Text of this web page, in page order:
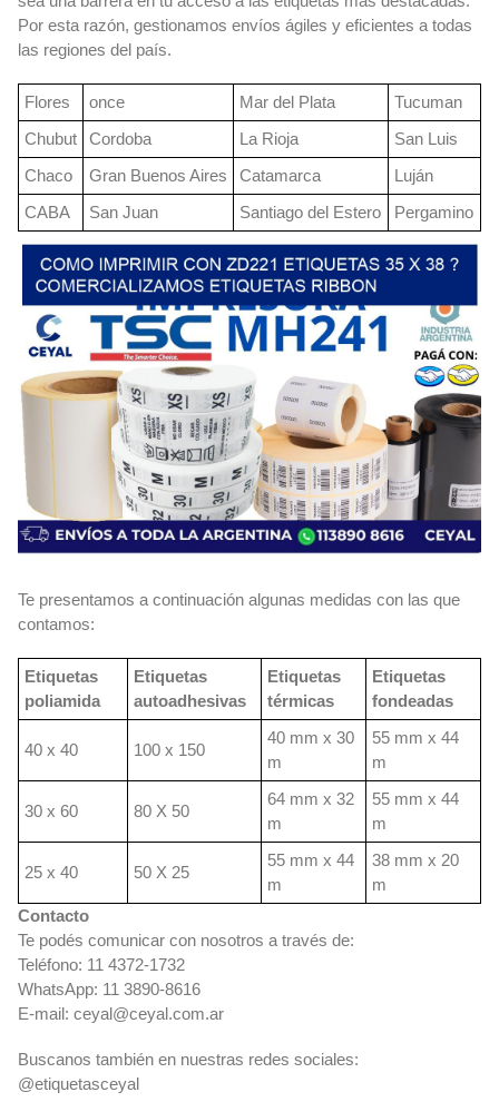
Por esta razón, gestionamos envíos ágiles y eficientes a todas
las regiones del país.
Flores once Mar del Plata
Tucuman
Chubut
Cordoba La Rioja
San Luis
Chaco
Gran Buenos Aires Catamarca
Luján
CABA
San Juan Santiago del Estero Pergamino
Te presentamos a continuación algunas medidas con las que
contamos:
Etiquetas
poliamida
Etiquetas
autoadhesivas
Etiquetas
térmicas
Etiquetas
fondeadas
40 x 40 100 x 150
40 mm x 30
m
55 mm x 44
m
30 x 60 80 X 50
64 mm x 32
m
55 mm x 44
m
25 x 40 50 X 25
55 mm x 44
m
38 mm x 20
m
Contacto
Te podés comunicar con nosotros a través de:
Teléfono: 11 4372-1732
WhatsApp: 11 3890-8616
E-mail: ceyal@ceyal.com.ar
Buscanos también en nuestras redes sociales:
@etiquetasceyal